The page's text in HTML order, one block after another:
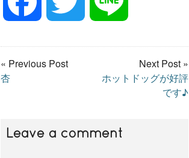
« Previous Post
杏
Next Post »
ホットドッグが好評
です♪
Leave a comment